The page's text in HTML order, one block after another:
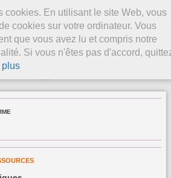
Aller au contenu
cookies. En utilisant le site Web, vous
cookies sur votre ordinateur. Vous
que vous avez lu et compris notre
Si vous n'êtes pas d'accord,
plus